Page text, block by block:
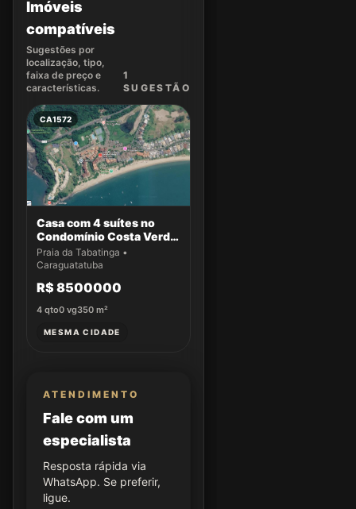
Imóveis
compatíveis
Sugestões por
localização, tipo,
faixa de preço e
características.
1
SUGESTÃO
CA1572
Casa com 4 suítes no
Condomínio Costa Verde
Tabatinga
Praia da Tabatinga •
Caraguatatuba
R$ 8500000
4 qto0 vg350 m²
MESMA CIDADE
ATENDIMENTO
Fale com um
especialista
Resposta rápida via
WhatsApp. Se preferir,
ligue.